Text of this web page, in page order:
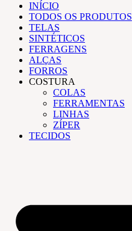
INÍCIO
TODOS OS PRODUTOS
TELAS
SINTÉTICOS
FERRAGENS
ALÇAS
FORROS
COSTURA
COLAS
FERRAMENTAS
LINHAS
ZÍPER
TECIDOS